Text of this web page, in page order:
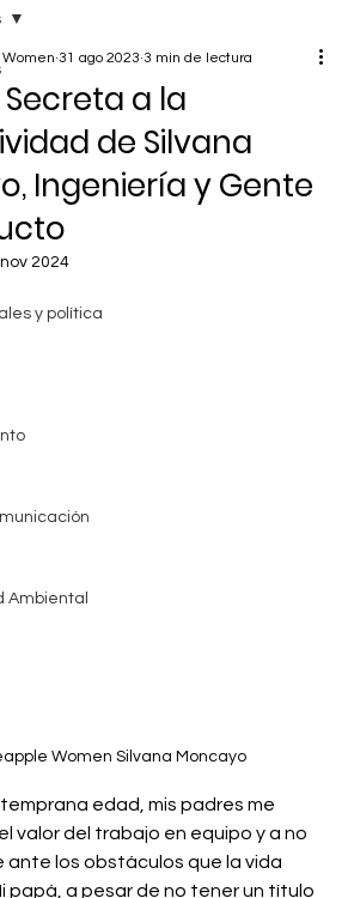
y política
Ambiental
Secreta a la
de Silvana
Ingeniería y Gente
31 ago 2023 3 min de lectura
2024
Women Silvana Moncayo
edad, mis padres me
valor del trabajo en equipo y a no
ante los obstáculos que la vida
papá, a pesar de no tener un título